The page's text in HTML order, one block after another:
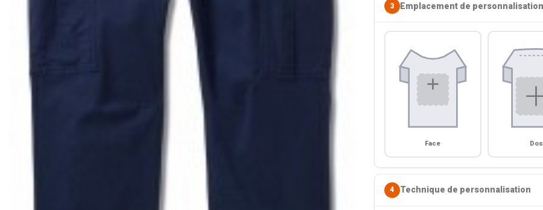
3 Emplacement de personnalisation
Face Dos
4 Technique de personnalisation